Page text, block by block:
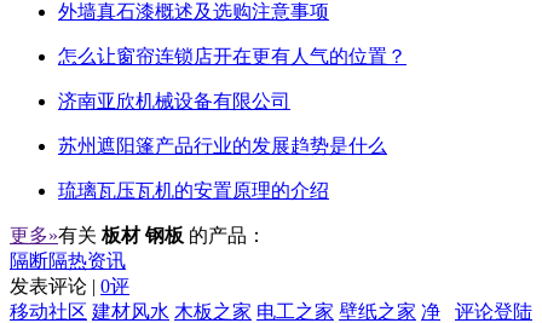
外墙真石漆概述及选购注意事项
怎么让窗帘连锁店开在更有人气的位置？
济南亚欣机械设备有限公司
苏州遮阳篷产品行业的发展趋势是什么
琉璃瓦压瓦机的安置原理的介绍
更多»有关 板材 钢板 的产品：
隔断隔热资讯
发表评论 | 0评
评论登陆
移动社区 建材风水 木板之家 电工之家 壁纸之家 净